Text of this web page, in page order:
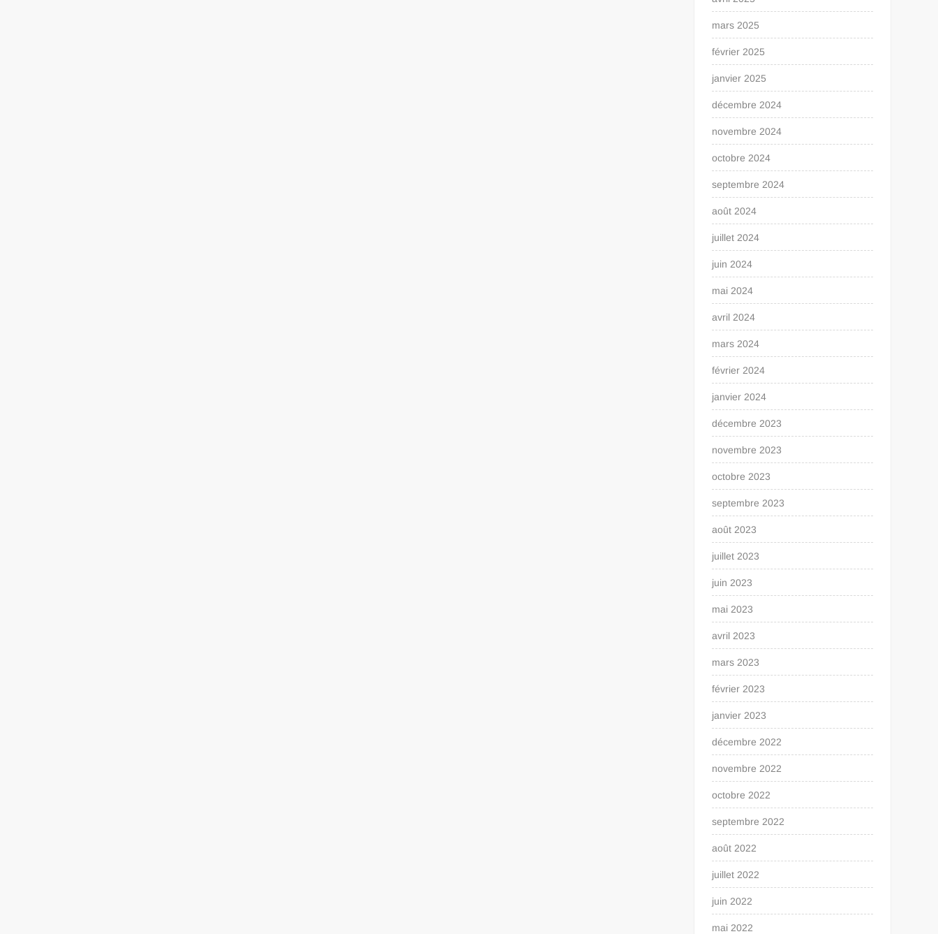
mars 2025
février 2025
janvier 2025
décembre 2024
novembre 2024
octobre 2024
septembre 2024
août 2024
juillet 2024
juin 2024
mai 2024
avril 2024
mars 2024
février 2024
janvier 2024
décembre 2023
novembre 2023
octobre 2023
septembre 2023
août 2023
juillet 2023
juin 2023
mai 2023
avril 2023
mars 2023
février 2023
janvier 2023
décembre 2022
novembre 2022
octobre 2022
septembre 2022
août 2022
juillet 2022
juin 2022
mai 2022